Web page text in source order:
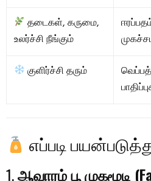
தடைகள், கருமை,
உலர்ச்சி நீங்கும்
குளிர்ச்சி தரும்
எப்படி
1.ஆவாரம் பூ முகமூடி